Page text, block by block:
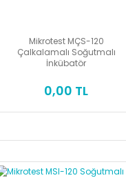
Mikrotest MÇS-120
Çalkalamalı Soğutmalı
İnkübatör
0,00 TL